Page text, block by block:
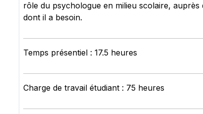
rôle du psychologue en milieu scolaire, auprès
dont il a besoin.
Temps présentiel : 17.5 heures
Charge de travail étudiant : 75 heures